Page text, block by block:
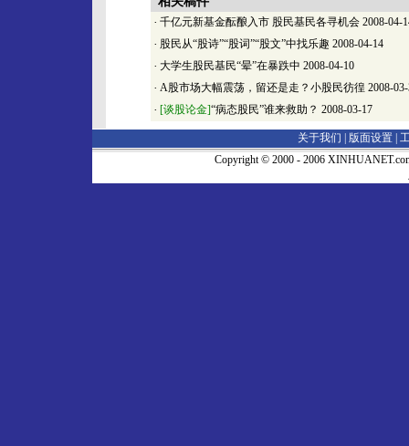
· 千亿元新基金酝酿入市 股民基民各寻机会 2008-04-
· 股民从“股诗”“股词”“股文”中找乐趣 2008-04-14
· 大学生股民基民“晕”在暴跌中 2008-04-10
· A股市场大幅震荡，留还是走？小股民彷徨 2008-
· [谈股论金]“病态股民”谁来救助？ 2008-03-17
关于我们 | 版面设置
Copyright © 2000 - 2006